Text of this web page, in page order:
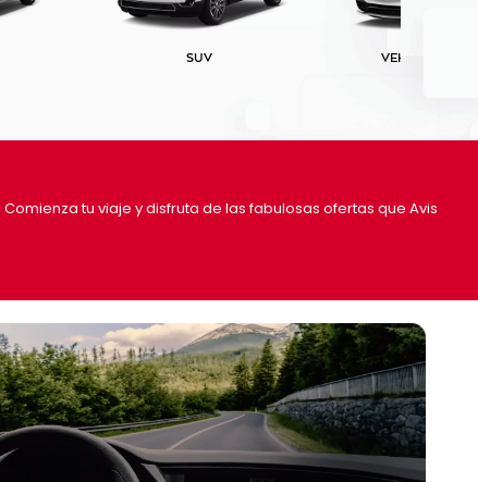
SUV VEHÍCULOS DE
tu viaje y disfruta de las fabulosas ofertas que Avis